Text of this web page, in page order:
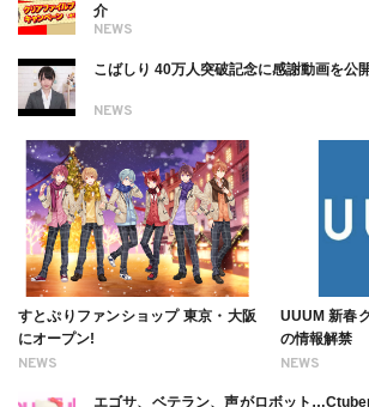
NEWS
介
NEWS
こばしり 40万人突破記念に感謝動画を公
NEWS
すとぷりファンショップ 東京・大阪
にオープン!
NEWS
UUUM 新春
の情報解禁
エゴサ、ベテラン、声がロボット